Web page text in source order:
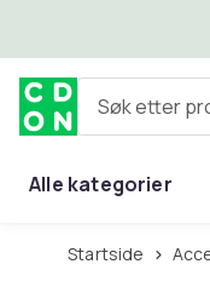
Søk etter
Alle kategorier
Startside